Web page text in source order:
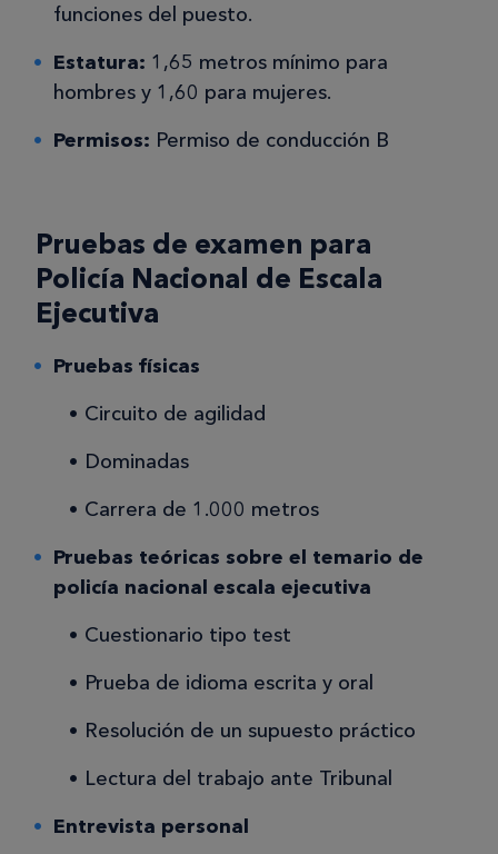
funciones del puesto.
Estatura: 1,65 metros mínimo para
hombres y 1,60 para mujeres.
Permisos: Permiso de conducción B
Pruebas de examen para
Policía Nacional de Escala
Ejecutiva
Pruebas físicas
Circuito de agilidad
Dominadas
Carrera de 1.000 metros
Pruebas teóricas sobre el temario de
policía nacional escala ejecutiva
Cuestionario tipo test
Prueba de idioma escrita y oral
Resolución de un supuesto práctico
Lectura del trabajo ante Tribunal
Entrevista personal